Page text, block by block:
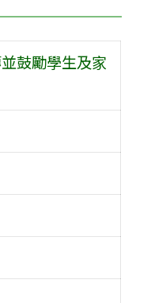
鼓勵學生及家